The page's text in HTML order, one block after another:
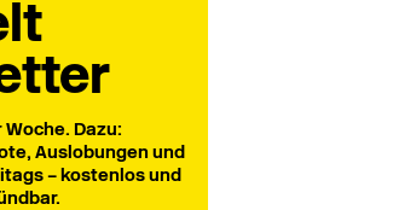
Dazu:
Auslobungen und
– kostenlos und